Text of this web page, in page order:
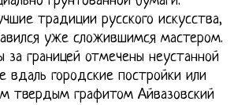
традиции русского искусства,
уже сложившимся мастером.
за границей отмечены неустанной
вдаль городские постройки или
твердым графитом Айвазовский